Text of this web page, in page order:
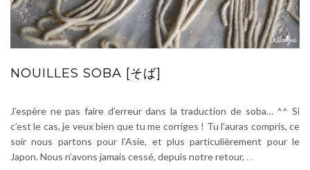
NOUILLES SOBA [そば]
J’espère ne pas faire d’erreur dans la traduction de soba… ^^ Si
c’est le cas, je veux bien que tu me corriges ! Tu l’auras compris, ce
soir nous partons pour l’Asie, et plus particulièrement pour le
Japon. Nous n’avons jamais cessé, depuis notre retour, …